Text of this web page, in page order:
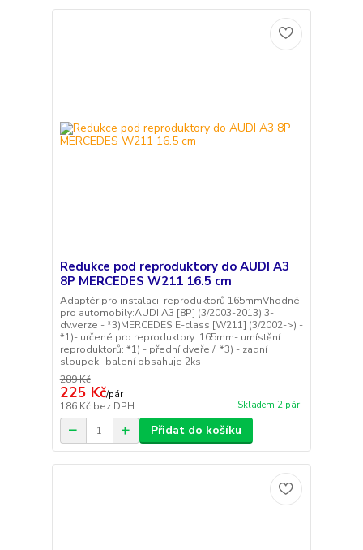
Redukce pod reproduktory do AUDI A3
8P MERCEDES W211 16.5 cm
Adaptér pro instalaci reproduktorů 165mmVhodné
pro automobily:AUDI A3 [8P] (3/2003-2013) 3-
dv.verze - *3)MERCEDES E-class [W211] (3/2002->) -
*1)- určené pro reproduktory: 165mm- umístění
reproduktorů: *1) - přední dveře / *3) - zadní
sloupek- balení obsahuje 2ks
289 Kč
225 Kč/pár
186 Kč bez DPH Skladem 2 pár
Přidat do košíku